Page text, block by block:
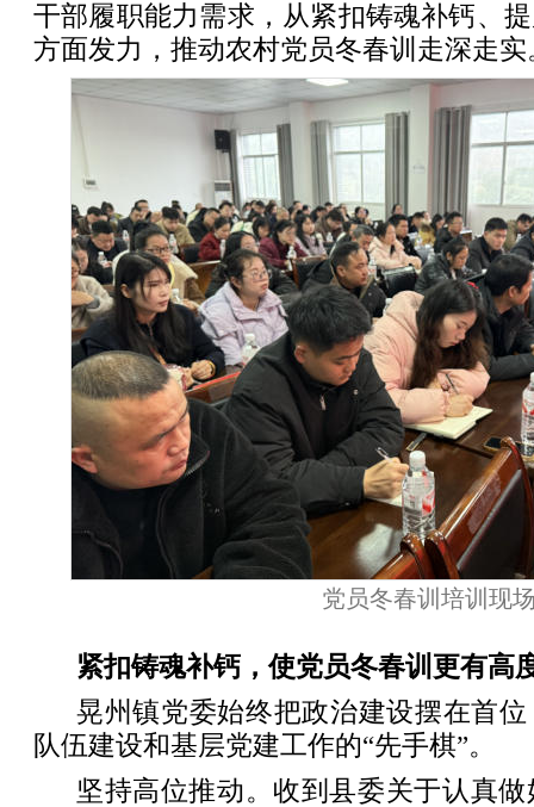
干部履职能力需求，从紧扣铸魂补钙、
方面发力，推动农村党员冬春训走深走实
党员冬春训培训现
紧扣铸魂补钙，使党员冬春训更有高
晃州镇党委始终把政治建设摆在首
队伍建设和基层党建工作的“先手棋”。
坚持高位推动。收到县委关于认真